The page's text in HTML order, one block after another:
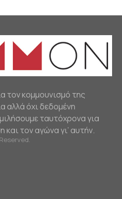
τον κομμουνισμό της
αλλά όχι δεδομένη
ταυτόχρονα για
και τον αγώνα γι’ αυτήν.